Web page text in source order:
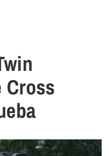
Cross